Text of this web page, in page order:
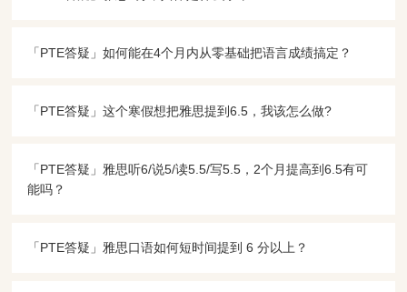
「PTE答疑​」如何能在4个月内从零基础把语言成绩搞定？
「PTE答疑​」这个寒假想把雅思提到6.5，我该怎么做?
「PTE答疑​」雅思听6/说5/读5.5/写5.5，2个月提高到6.5有可
能吗？
「PTE答疑​」雅思口语如何短时间提到 6 分以上？